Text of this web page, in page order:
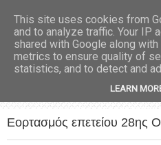
Εορτασμός επετείου 28ης
This site uses cookies from
and to analyze traffic. Your IP
shared with Google along
metrics to ensure quality of
statistics, and to detect and
LEARN